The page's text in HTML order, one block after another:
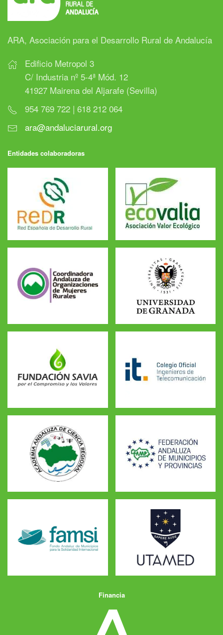
ARA, Asociación para el Desarrollo Rural de Andalucía
Edificio Metropol 3
C/ Industria nº 5-4ª Mód. 12
41927 Mairena del Aljarafe (Sevilla)
954 769 722 | 618 212 064
ara@andaluciarural.org
Entidades colaboradoras
Financia